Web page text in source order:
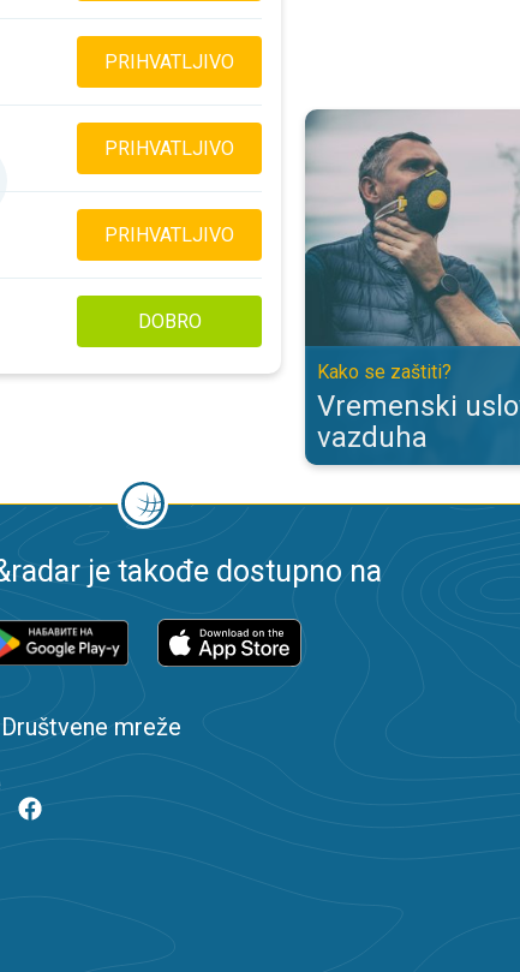
PRIHVATLJIVO
PRIHVATLJIVO
PRIHVATLJIVO
DOBRO
Vremenski uslovi i
Kako se zaštiti?
Vremenski
vazduha
je takođe dostupno na
Društvene mreže